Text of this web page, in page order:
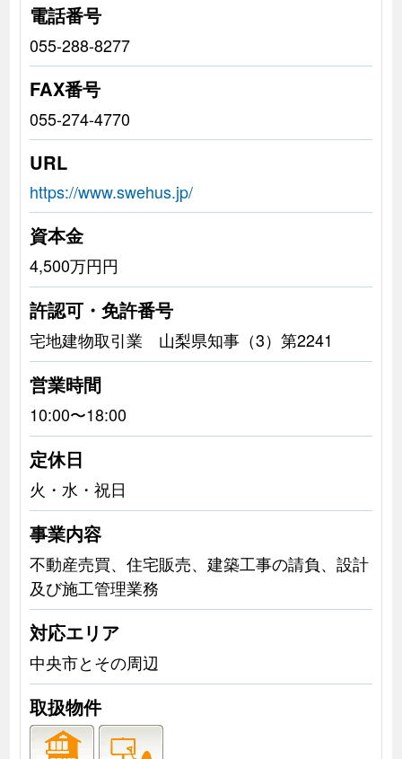
電話番号
055-288-8277
FAX番号
055-274-4770
URL
https://www.swehus.jp/
資本金
4,500万円円
許認可・免許番号
宅地建物取引業 山梨県知事（3）第2241
営業時間
10:00〜18:00
定休日
火・水・祝日
事業内容
不動産売買、住宅販売、建築工事の請負、設計
及び施工管理業務
対応エリア
中央市とその周辺
取扱物件